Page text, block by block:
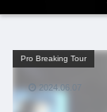
Pro Breaking Tour
2024.06.07